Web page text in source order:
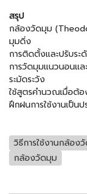
สรุป
กล้องวัดมุม
มุมดิ่ง
การติดตั้งและปรับร
การวัดมุมแนวนอนแ
ระมัดระวัง
ใช้สูตรคำนวณเมื่อต้อ
ฝึกฝนการใช้งานเป็น
วิธีการใช้งานกล้อ
กล้องวัดมุม